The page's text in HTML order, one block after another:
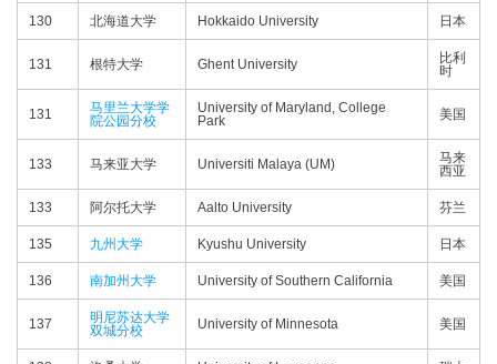
130 北海道大学 Hokkaido University 日本
131 根特大学 Ghent University
比利
时
131
马里兰大学学
院公园分校
University of Maryland, College
Park
美国
133 马来亚大学 Universiti Malaya (UM)
马来
西亚
133 阿尔托大学 Aalto University 芬兰
135 九州大学 Kyushu University 日本
136 南加州大学 University of Southern California 美国
137
明尼苏达大学
双城分校
University of Minnesota 美国